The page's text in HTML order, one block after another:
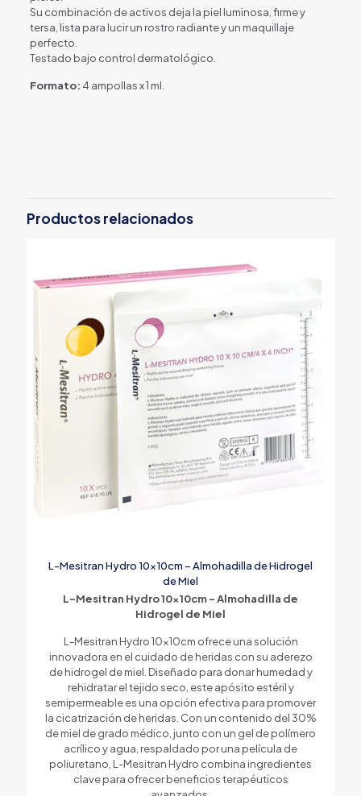
Su combinación de activos deja la piel luminosa, firme y
tersa, lista para lucir un rostro radiante y un maquillaje
perfecto.
Testado bajo control dermatológico.
Formato: 4 ampollas x 1 ml.
Productos relacionados
L-Mesitran Hydro 10x10cm – Almohadilla de Hidrogel
de Miel
L-Mesitran Hydro 10x10cm – Almohadilla de
Hidrogel de Miel
L-Mesitran Hydro 10x10cm ofrece una solución
innovadora en el cuidado de heridas con su aderezo
de hidrogel de miel. Diseñado para donar humedad y
rehidratar el tejido seco, este apósito estéril y
semipermeable es una opción efectiva para promover
la cicatrización de heridas. Con un contenido del 30%
de miel de grado médico, junto con un gel de polímero
acrílico y agua, respaldado por una película de
poliuretano, L-Mesitran Hydro combina ingredientes
clave para ofrecer beneficios terapéuticos